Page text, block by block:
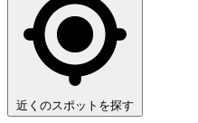
近くのスポットを探す